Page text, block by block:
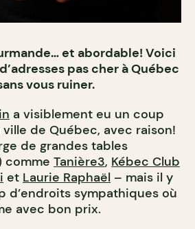
et abordable! Voici
pas cher à Québec
vous ruiner.
a visiblement eu un coup
de Québec, avec raison!
de grandes tables
comme Tanière3, Kébec Club
et Laurie Raphaël – mais il y
d’endroits sympathiques où
avec bon prix.